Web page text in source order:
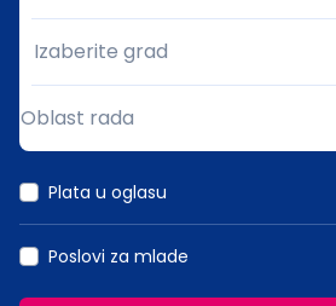
Grad
Izaberite grad
Oblast rada
Plata u oglasu
Poslovi za mlade